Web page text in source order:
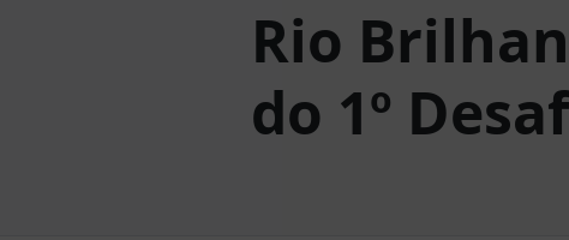
Rio
do 1º